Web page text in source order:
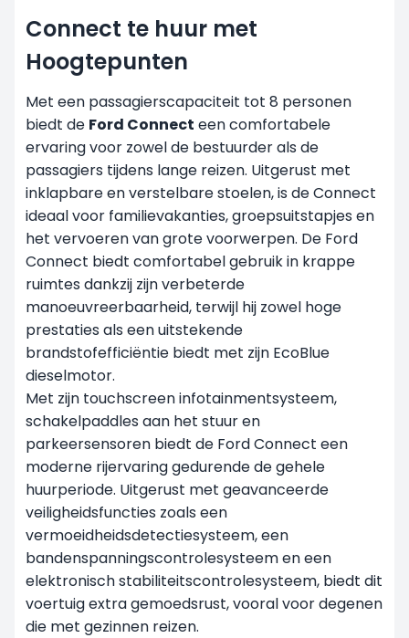
Connect te huur met
Hoogtepunten
Met een passagierscapaciteit tot 8 personen
biedt de Ford Connect een comfortabele
ervaring voor zowel de bestuurder als de
passagiers tijdens lange reizen. Uitgerust met
inklapbare en verstelbare stoelen, is de Connect
ideaal voor familievakanties, groepsuitstapjes en
het vervoeren van grote voorwerpen. De Ford
Connect biedt comfortabel gebruik in krappe
ruimtes dankzij zijn verbeterde
manoeuvreerbaarheid, terwijl hij zowel hoge
prestaties als een uitstekende
brandstofefficiëntie biedt met zijn EcoBlue
dieselmotor.
Met zijn touchscreen infotainmentsysteem,
schakelpaddles aan het stuur en
parkeersensoren biedt de Ford Connect een
moderne rijervaring gedurende de gehele
huurperiode. Uitgerust met geavanceerde
veiligheidsfuncties zoals een
vermoeidheidsdetectiesysteem, een
bandenspanningscontrolesysteem en een
elektronisch stabiliteitscontrolesysteem, biedt dit
voertuig extra gemoedsrust, vooral voor degenen
die met gezinnen reizen.